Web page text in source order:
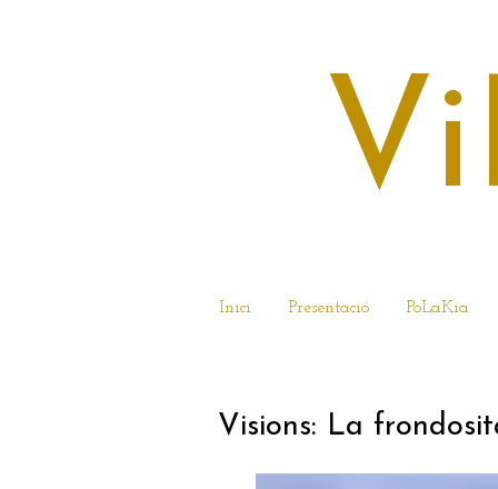
Inici Presentació PoLaKia
Visions: La